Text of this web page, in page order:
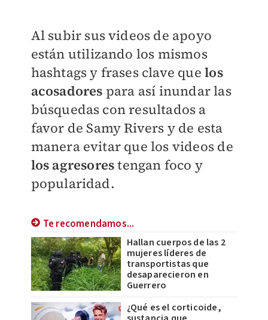
Al subir sus videos de apoyo
están utilizando los mismos
hashtags y frases clave que los
acosadores para así inundar las
búsquedas con resultados a
favor de Samy Rivers y de esta
manera evitar que los videos de
los agresorestengan foco y
popularidad.
Te recomendamos...
Hallan cuerpos de las 2
mujeres líderes de
transportistas que
desaparecieron en
Guerrero
¿Qué es el corticoide,